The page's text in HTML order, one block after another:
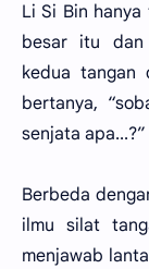
Li Si Bin
besar itu dan
kedua tangan
bertanya,
senjata apa...?”
Berbeda
ilmu silat
menjawab